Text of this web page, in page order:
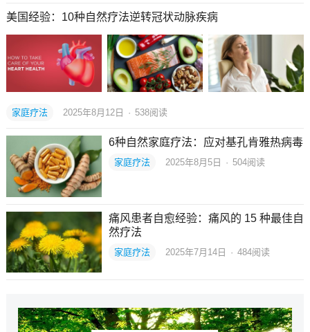
美国经验：10种自然疗法逆转冠状动脉疾病
家庭疗法 2025年8月12日 · 538阅读
6种自然家庭疗法：应对基孔肯雅热病毒
家庭疗法 2025年8月5日 · 504阅读
痛风患者自愈经验：痛风的 15 种最佳自
然疗法
家庭疗法 2025年7月14日 · 484阅读